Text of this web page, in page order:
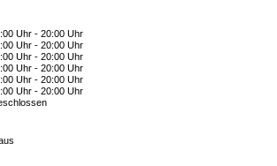
Uhr - 20:00 Uhr
Uhr - 20:00 Uhr
Uhr - 20:00 Uhr
Uhr - 20:00 Uhr
Uhr - 20:00 Uhr
Uhr - 20:00 Uhr